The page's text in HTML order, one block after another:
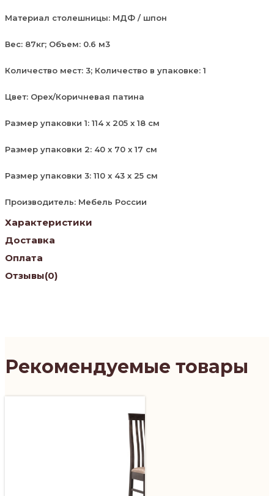
Материал столешницы: МДФ / шпон
Вес: 87кг; Объем: 0.6 м3
Количество мест: 3; Количество в упаковке: 1
Цвет: Орех/Коричневая патина
Размер упаковки 1: 114 x 205 x 18 см
Размер упаковки 2: 40 x 70 x 17 см
Размер упаковки 3: 110 x 43 x 25 см
Производитель: Мебель России
Характеристики
Доставка
Оплата
Отзывы(0)
Рекомендуемые товары